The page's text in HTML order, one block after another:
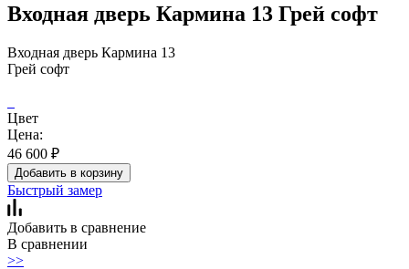
Входная дверь Кармина 13 Грей софт
Входная дверь Кармина 13
Грей софт
Цвет
Цена:
46 600 ₽
Добавить в корзину
Быстрый замер
Добавить в сравнение
В сравнении
>>